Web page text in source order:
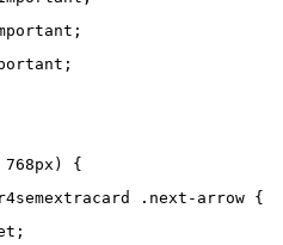
768px) {
.next-arrow {